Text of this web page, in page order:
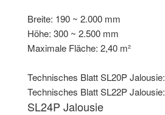
Breite: 190 ~ 2.000 mm
Höhe: 300 ~ 2.500 mm
Maximale Fläche: 2,40 m²
Technisches Blatt SL20P Jalousie:
Technisches Blatt SL22P Jalousie:
SL24P Jalousie